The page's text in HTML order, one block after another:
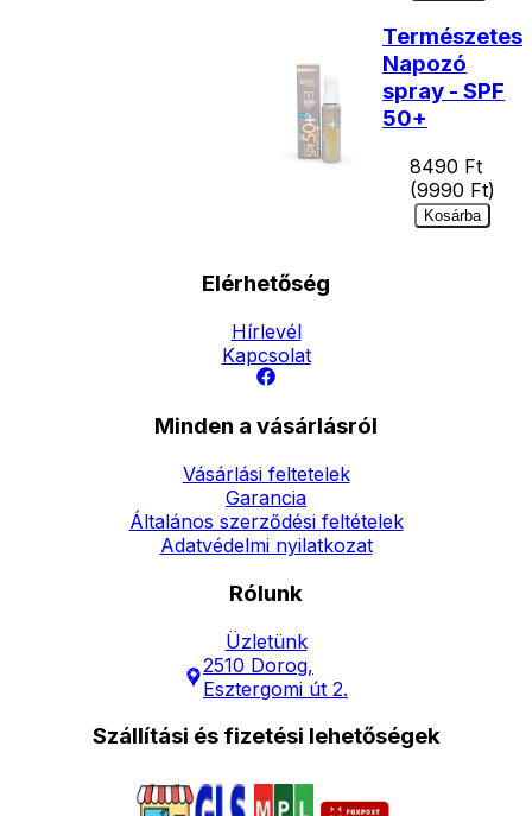
Természetes
Napozó
spray - SPF
50+
8490 Ft
(9990 Ft)
Kosárba
Elérhetőség
Hírlevél
Kapcsolat
Minden a vásárlásról
Vásárlási feltetelek
Garancia
Általános szerződési feltételek
Adatvédelmi nyilatkozat
Rólunk
Üzletünk
2510 Dorog,
Esztergomi út 2.
Szállítási és fizetési lehetőségek